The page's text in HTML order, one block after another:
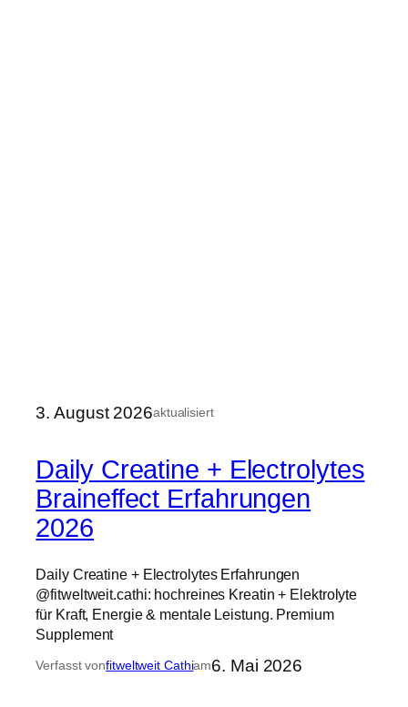
3. August 2026aktualisiert
Daily Creatine + Electrolytes
Braineffect Erfahrungen
2026
Daily Creatine + Electrolytes Erfahrungen
@fitweltweit.cathi: hochreines Kreatin + Elektrolyte
für Kraft, Energie & mentale Leistung. Premium
Supplement
Verfasst vonfitweltweit Cathiam6. Mai 2026